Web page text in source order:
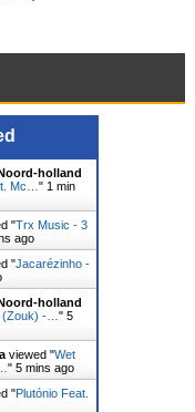
holland
Mc… " 1 min
"Trx Music - 3
ago
"Jacarézinho -
holland
(Zouk) -… " 5
viewed "Wet
" 5 mins ago
"Plutónio Feat.